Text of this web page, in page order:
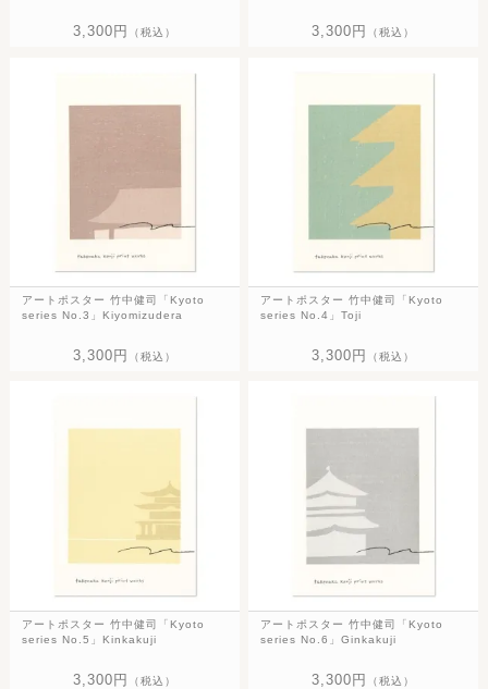
3,300円 （税込） 3,300円 （税込）
アートポスター 竹中健司「Kyoto
series No.3」Kiyomizudera
3,300円 （税込）
アートポスター 竹中健司「Kyoto
series No.4」Toji
3,300円 （税込）
アートポスター 竹中健司「Kyoto
series No.5」Kinkakuji
3,300円 （税込）
アートポスター 竹中健司「Kyoto
series No.6」Ginkakuji
3,300円 （税込）